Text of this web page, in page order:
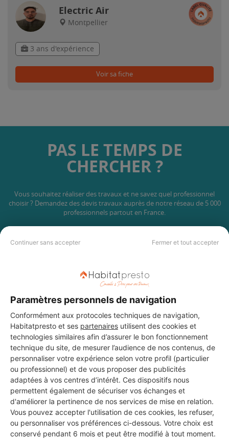
Continuer sans accepter Fermer et tout accepter
Paramètres personnels de navigation
Conformément aux protocoles techniques de navigation,
Habitatpresto et ses partenaires utilisent des cookies et
technologies similaires afin d’assurer le bon fonctionnement
technique du site, de mesurer l’audience de nos contenus, de
personnaliser votre expérience selon votre profil (particulier
ou professionnel) et de vous proposer des publicités
adaptées à vos centres d’intérêt. Ces dispositifs nous
permettent également de sécuriser vos échanges et
d'améliorer la pertinence de nos services de mise en relation.
Vous pouvez accepter l'utilisation de ces cookies, les refuser,
ou personnaliser vos préférences ci-dessous. Votre choix est
conservé pendant 6 mois et peut être modifié à tout moment.
Electric Air
Montpellier
3 ans d'expérience
Voir sa fiche
PAS LE TEMPS DE
CHERCHER ?
Vous souhaitez réaliser des travaux et ne savez quel professionnel
choisir ? Demandez des devis travaux auprès de notre réseau de 5 000
professionnels partout en France.
DEMANDER UN DEVIS